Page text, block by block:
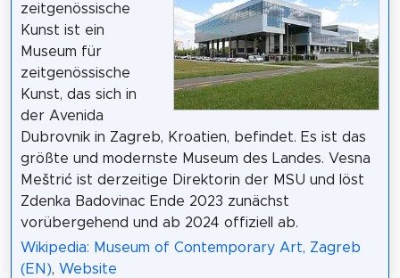
zeitgenössische
Kunst ist ein
Museum für
zeitgenössische
Kunst, das sich in
der Avenida
Dubrovnik in Zagreb, Kroatien, befindet. Es ist das
größte und modernste Museum des Landes. Vesna
Meštrić ist derzeitige Direktorin der MSU und löst
Zdenka Badovinac Ende 2023 zunächst
vorübergehend und ab 2024 offiziell ab.
Wikipedia: Museum of Contemporary Art, Zagreb
(EN), Website